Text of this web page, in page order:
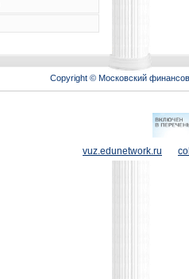
Copyright © Московский
vuz.edunetwork.ru